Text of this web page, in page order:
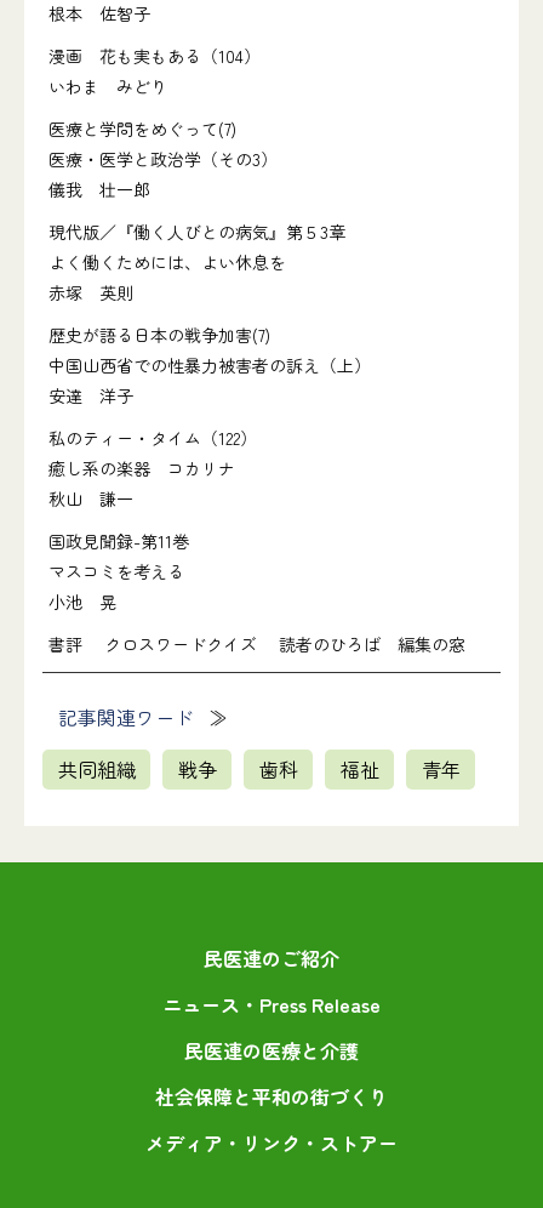
根本 佐智子
漫画 花も実もある（104）
いわま みどり
医療と学問をめぐって(7)
医療・医学と政治学（その3）
儀我 壮一郎
現代版／『働く人びとの病気』第５3章
よく働くためには、よい休息を
赤塚 英則
歴史が語る日本の戦争加害(7)
中国山西省での性暴力被害者の訴え（上）
安達 洋子
私のティー・タイム（122）
癒し系の楽器 コカリナ
秋山 謙一
国政見聞録-第11巻
マスコミを考える
小池 晃
書評 クロスワードクイズ 読者のひろば 編集の窓
記事関連ワード
共同組織
戦争 歯科 福祉 青年
民医連のご紹介
ニュース・Press Release
民医連の医療と介護
社会保障と平和の街づくり
メディア・リンク・ストアー